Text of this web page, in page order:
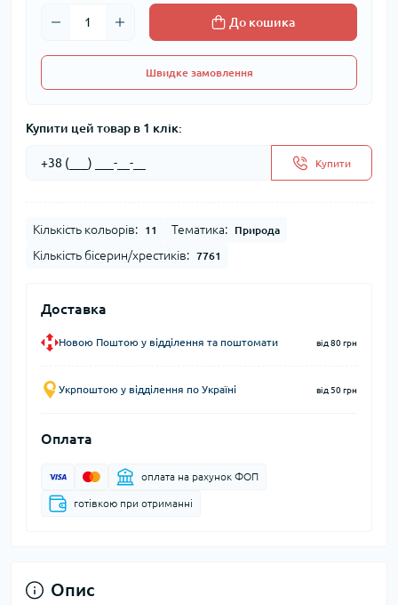
До кошика
Швидке замовлення
Купити цей товар в 1 клік:
Купити
Кількість кольорів: 11 Тематика: Природа
Кількість бісерин/хрестиків: 7761
Доставка
Новою Поштою у відділення та поштомати від 80 грн
Укрпоштою у відділення по Україні від 50 грн
Оплата
оплата на рахунок ФОП
готівкою при отриманні
Опис